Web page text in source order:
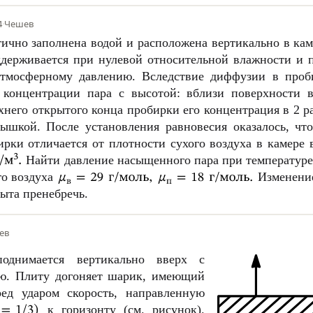
·Чешев
заполнена водой и расположена вертикально в
при нулевой относительной влажности и
давлению. Вследствие диффузии в
пара с высотой: вблизи поверхности
открытого конца пробирки его концентрация в 2
После установления равновесия оказалось,
отличается от плотности сухого воздуха в
Найти давление насыщенного пара при
воздуха
пренебречь.
вертикально вверх с
Плиту догоняет шарик, имеющий
ударом скорость, направленную
к горизонту (см. рисунок).